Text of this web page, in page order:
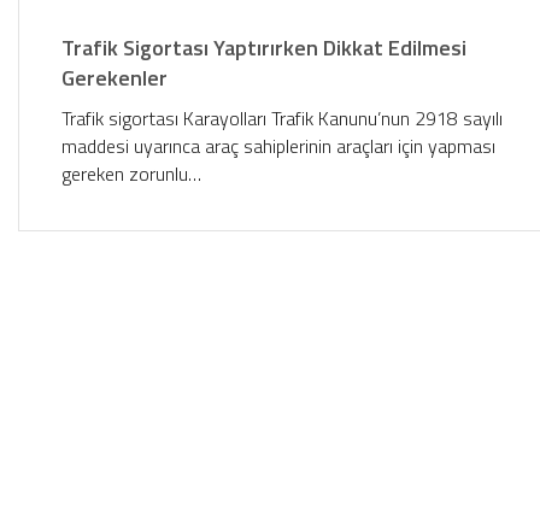
Trafik Sigortası Yaptırırken Dikkat Edilmesi
Gerekenler
Trafik sigortası Karayolları Trafik Kanunu’nun 2918 sayılı
maddesi uyarınca araç sahiplerinin araçları için yapması
gereken zorunlu…